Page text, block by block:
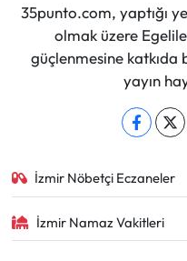
35punto.com, yaptığı
olmak üzere
güçlenmesine katkıda
yayın
İzmir Nöbetçi Eczaneler
İzmir Namaz Vakitleri